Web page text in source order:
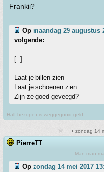
Frankii?
Op maandag 29 augustus
volgende:
[..]
Laat je billen zien
Laat je schoenen zien
Zijn ze goed geveegd?
Half bezopen is weggegooid geld.
• zondag 14
PierreTT
Man man
Op zondag 14 mei 2017